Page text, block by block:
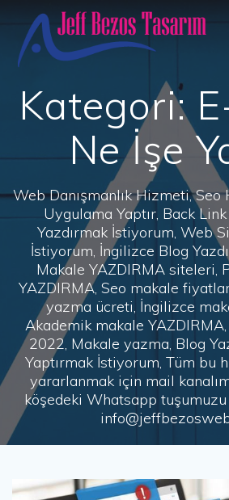
to
Kategori:
Ne İşe
Web Danışmanlık Hizmeti,
Uygulama Yaptır, Back
Yazdırmak İstiyorum, Web
İstiyorum, İngilizce Blog
Makale YAZDIRMA siteleri,
YAZDIRMA, Seo makale
yazma ücreti, İngilizce
Akademik makale
2022, Makale yazma, Blog
Yaptırmak İstiyorum, Tüm bu
yararlanmak için mail
köşedeki Whatsapp